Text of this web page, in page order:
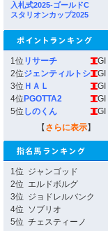
入札式2025-ゴールドC
スタリオンカップ2025
1位 リサーチ
GI
2位ジェンティルトシ
GI
3位 ＨＡＬ
GI
4位 PGOTTA2
GI
5位 しのくん
GI
【 さらに表示】
1位 ジャンゴッド
2位 エルドボルグ
3位 ジョドレルバンク
4位 ソブリオ
5位 チェスティーノ